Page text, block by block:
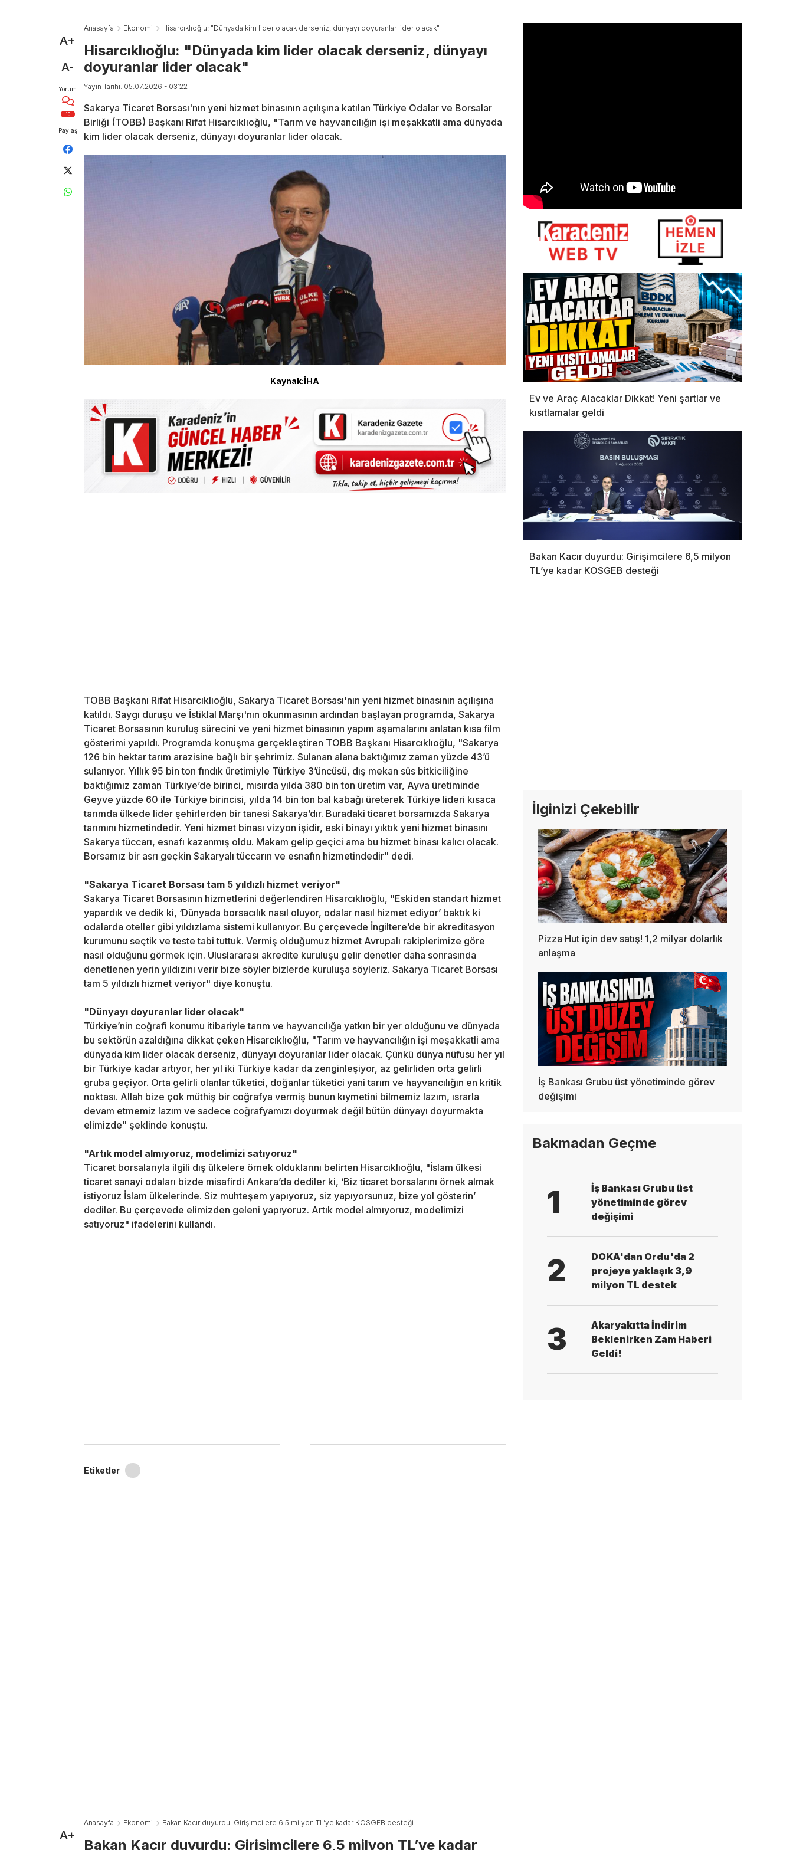
A+
A-
Yorum
10
Paylaş
Anasayfa Ekonomi Hisarcıklıoğlu: "Dünyada kim lider olacak derseniz, dünyayı doyuranlar lider olacak"
Hisarcıklıoğlu: "Dünyada kim lider olacak derseniz, dünyayı
doyuranlar lider olacak"
Yayın Tarihi: 05.07.2026 - 03:22
Sakarya Ticaret Borsası'nın yeni hizmet binasının açılışına katılan Türkiye Odalar ve Borsalar
Birliği (TOBB) Başkanı Rifat Hisarcıklıoğlu, "Tarım ve hayvancılığın işi meşakkatli ama dünyada
kim lider olacak derseniz, dünyayı doyuranlar lider olacak.
Kaynak:İHA
TOBB Başkanı Rifat Hisarcıklıoğlu, Sakarya Ticaret Borsası'nın yeni hizmet binasının açılışına
katıldı. Saygı duruşu ve İstiklal Marşı'nın okunmasının ardından başlayan programda, Sakarya
Ticaret Borsasının kuruluş sürecini ve yeni hizmet binasının yapım aşamalarını anlatan kısa film
gösterimi yapıldı. Programda konuşma gerçekleştiren TOBB Başkanı Hisarcıklıoğlu, "Sakarya
126 bin hektar tarım arazisine bağlı bir şehrimiz. Sulanan alana baktığımız zaman yüzde 43’ü
sulanıyor. Yıllık 95 bin ton fındık üretimiyle Türkiye 3’üncüsü, dış mekan süs bitkiciliğine
baktığımız zaman Türkiye’de birinci, mısırda yılda 380 bin ton üretim var, Ayva üretiminde
Geyve yüzde 60 ile Türkiye birincisi, yılda 14 bin ton bal kabağı üreterek Türkiye lideri kısaca
tarımda ülkede lider şehirlerden bir tanesi Sakarya’dır. Buradaki ticaret borsamızda Sakarya
tarımını hizmetindedir. Yeni hizmet binası vizyon işidir, eski binayı yıktık yeni hizmet binasını
Sakarya tüccarı, esnafı kazanmış oldu. Makam gelip geçici ama bu hizmet binası kalıcı olacak.
Borsamız bir asrı geçkin Sakaryalı tüccarın ve esnafın hizmetindedir" dedi.
"Sakarya Ticaret Borsası tam 5 yıldızlı hizmet veriyor"
Sakarya Ticaret Borsasının hizmetlerini değerlendiren Hisarcıklıoğlu, "Eskiden standart hizmet
yapardık ve dedik ki, ‘Dünyada borsacılık nasıl oluyor, odalar nasıl hizmet ediyor’ baktık ki
odalarda oteller gibi yıldızlama sistemi kullanıyor. Bu çerçevede İngiltere’de bir akreditasyon
kurumunu seçtik ve teste tabi tuttuk. Vermiş olduğumuz hizmet Avrupalı rakiplerimize göre
nasıl olduğunu görmek için. Uluslararası akredite kuruluşu gelir denetler daha sonrasında
denetlenen yerin yıldızını verir bize söyler bizlerde kuruluşa söyleriz. Sakarya Ticaret Borsası
tam 5 yıldızlı hizmet veriyor" diye konuştu.
"Dünyayı doyuranlar lider olacak"
Türkiye’nin coğrafi konumu itibariyle tarım ve hayvancılığa yatkın bir yer olduğunu ve dünyada
bu sektörün azaldığına dikkat çeken Hisarcıklıoğlu, "Tarım ve hayvancılığın işi meşakkatli ama
dünyada kim lider olacak derseniz, dünyayı doyuranlar lider olacak. Çünkü dünya nüfusu her yıl
bir Türkiye kadar artıyor, her yıl iki Türkiye kadar da zenginleşiyor, az gelirliden orta gelirli
gruba geçiyor. Orta gelirli olanlar tüketici, doğanlar tüketici yani tarım ve hayvancılığın en kritik
noktası. Allah bize çok müthiş bir coğrafya vermiş bunun kıymetini bilmemiz lazım, ısrarla
devam etmemiz lazım ve sadece coğrafyamızı doyurmak değil bütün dünyayı doyurmakta
elimizde" şeklinde konuştu.
"Artık model almıyoruz, modelimizi satıyoruz"
Ticaret borsalarıyla ilgili dış ülkelere örnek olduklarını belirten Hisarcıklıoğlu, "İslam ülkesi
ticaret sanayi odaları bizde misafirdi Ankara’da dediler ki, ‘Biz ticaret borsalarını örnek almak
istiyoruz İslam ülkelerinde. Siz muhteşem yapıyoruz, siz yapıyorsunuz, bize yol gösterin’
dediler. Bu çerçevede elimizden geleni yapıyoruz. Artık model almıyoruz, modelimizi
satıyoruz" ifadelerini kullandı.
Etiketler
A+
Anasayfa Ekonomi Bakan Kacır duyurdu: Girişimcilere 6,5 milyon TL’ye kadar KOSGEB desteği
Bakan Kacır duyurdu: Girişimcilere 6,5 milyon TL’ye kadar
Ev ve Araç Alacaklar Dikkat! Yeni şartlar ve
kısıtlamalar geldi
Bakan Kacır duyurdu: Girişimcilere 6,5 milyon
TL’ye kadar KOSGEB desteği
İlginizi Çekebilir
Pizza Hut için dev satış! 1,2 milyar dolarlık
anlaşma
İş Bankası Grubu üst yönetiminde görev
değişimi
Bakmadan Geçme
1
İş Bankası Grubu üst
yönetiminde görev
değişimi
2
DOKA'dan Ordu'da 2
projeye yaklaşık 3,9
milyon TL destek
3
Akaryakıtta İndirim
Beklenirken Zam Haberi
Geldi!